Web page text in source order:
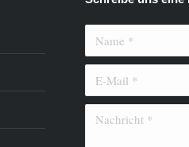
Name *
E-Mail *
Nachricht *